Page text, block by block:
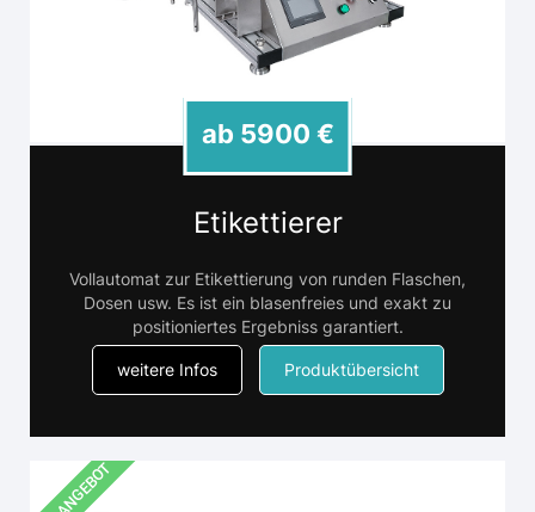
Etikettierer
Vollautomat zur Etikettierung von runden Flaschen,
Dosen usw. Es ist ein blasenfreies und exakt zu
positioniertes Ergebniss garantiert.
weitere Infos Produktübersicht
ab 5900 €